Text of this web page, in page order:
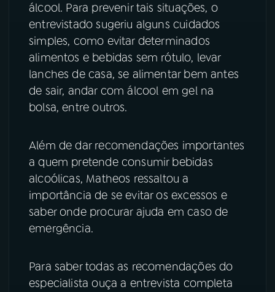
álcool. Para prevenir tais situações, o
entrevistado sugeriu alguns cuidados
simples, como evitar determinados
alimentos e bebidas sem rótulo, levar
lanches de casa, se alimentar bem antes
de sair, andar com álcool em gel na
bolsa, entre outros.
Além de dar recomendações importantes
a quem pretende consumir bebidas
alcoólicas, Matheos ressaltou a
importância de se evitar os excessos e
saber onde procurar ajuda em caso de
emergência.
Para saber todas as recomendações do
especialista ouça a entrevista completa